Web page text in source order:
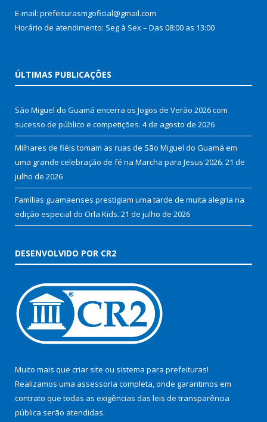
E-mail: prefeiturasmgoficial@gmail.com
Horário de atendimento: Seg à Sex – Das 08:00 as 13:00
ÚLTIMAS PUBLICAÇÕES
São Miguel do Guamá encerra os Jogos de Verão 2026 com
sucesso de público e competições. 4 de agosto de 2026
Milhares de fiéis tomam as ruas de São Miguel do Guamá em
uma grande celebração de fé na Marcha para Jesus 2026. 21 de
julho de 2026
Famílias guamaenses prestigiam uma tarde de muita alegria na
edição especial do Orla Kids. 21 de julho de 2026
DESENVOLVIDO POR CR2
Muito mais que criar site ou sistema para prefeituras!
Realizamos uma assessoria completa, onde garantimos em
contrato que todas as exigências das leis de transparência
pública serão atendidas.